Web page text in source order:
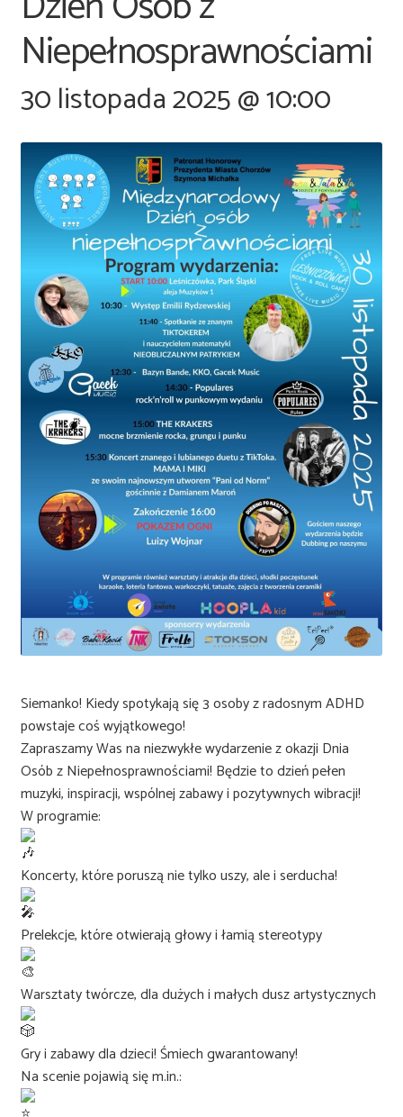
Niepełnosprawnościami
30 listopada 2025 @ 10:00
Siemanko! Kiedy spotykają się 3 osoby z radosnym ADHD
powstaje coś wyjątkowego!
Zapraszamy Was na niezwykłe wydarzenie z okazji Dnia
Osób z Niepełnosprawnościami! Będzie to dzień pełen
muzyki, inspiracji, wspólnej zabawy i pozytywnych wibracji!
W programie:
Koncerty, które poruszą nie tylko uszy, ale i serducha!
Prelekcje, które otwierają głowy i łamią stereotypy
Warsztaty twórcze, dla dużych i małych dusz artystycznych
Gry i zabawy dla dzieci! Śmiech gwarantowany!
Na scenie pojawią się m.in.: